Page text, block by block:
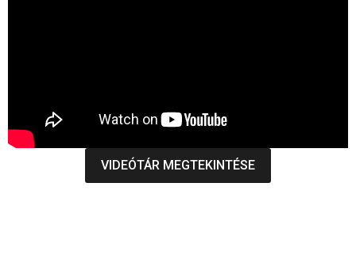
VIDEÓTÁR MEGTEKINTÉSE